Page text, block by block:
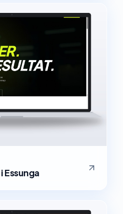
iEssunga